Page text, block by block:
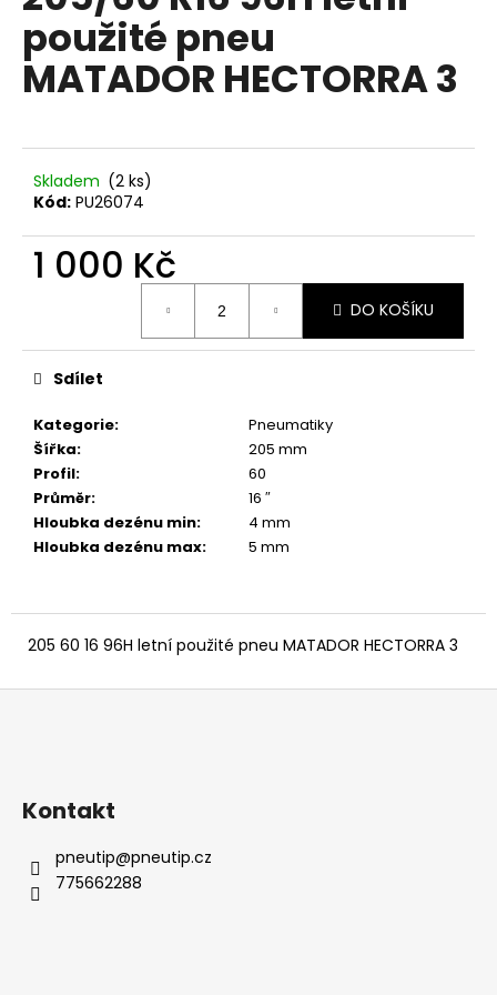
5
hvězdiček.
použité pneu
MATADOR HECTORRA 3
Skladem (2 ks)
Kód: PU26074
1 000 Kč
DO KOŠÍKU
Kategorie:
Pneumatiky
Šířka:
205 mm
Profil:
60
Průměr:
16 ″
Hloubka dezénu min:
4 mm
Hloubka dezénu max: 5 mm
Sdílet
205 60 16 96H letní použité pneu MATADOR HECTORRA 3
a
j
í
?
D
o
o
u
č
u
e
Z
Kontakt
pneutip@pneutip.cz
775662288